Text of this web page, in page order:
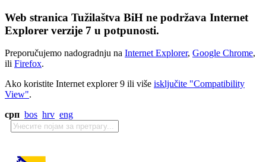
Web stranica Tužilaštva BiH ne podržava Internet
Explorer verzije 7 u potpunosti.
Preporučujemo nadogradnju na Internet Explorer, Google Chrome,
ili Firefox.
Ako koristite Internet explorer 9 ili više isključite "Compatibility
View".
срп bos hrv eng